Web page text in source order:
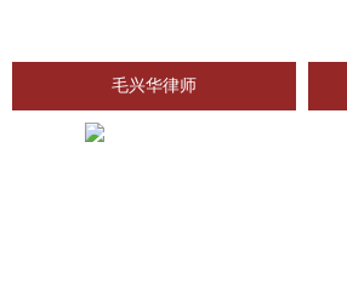
毛兴华律师